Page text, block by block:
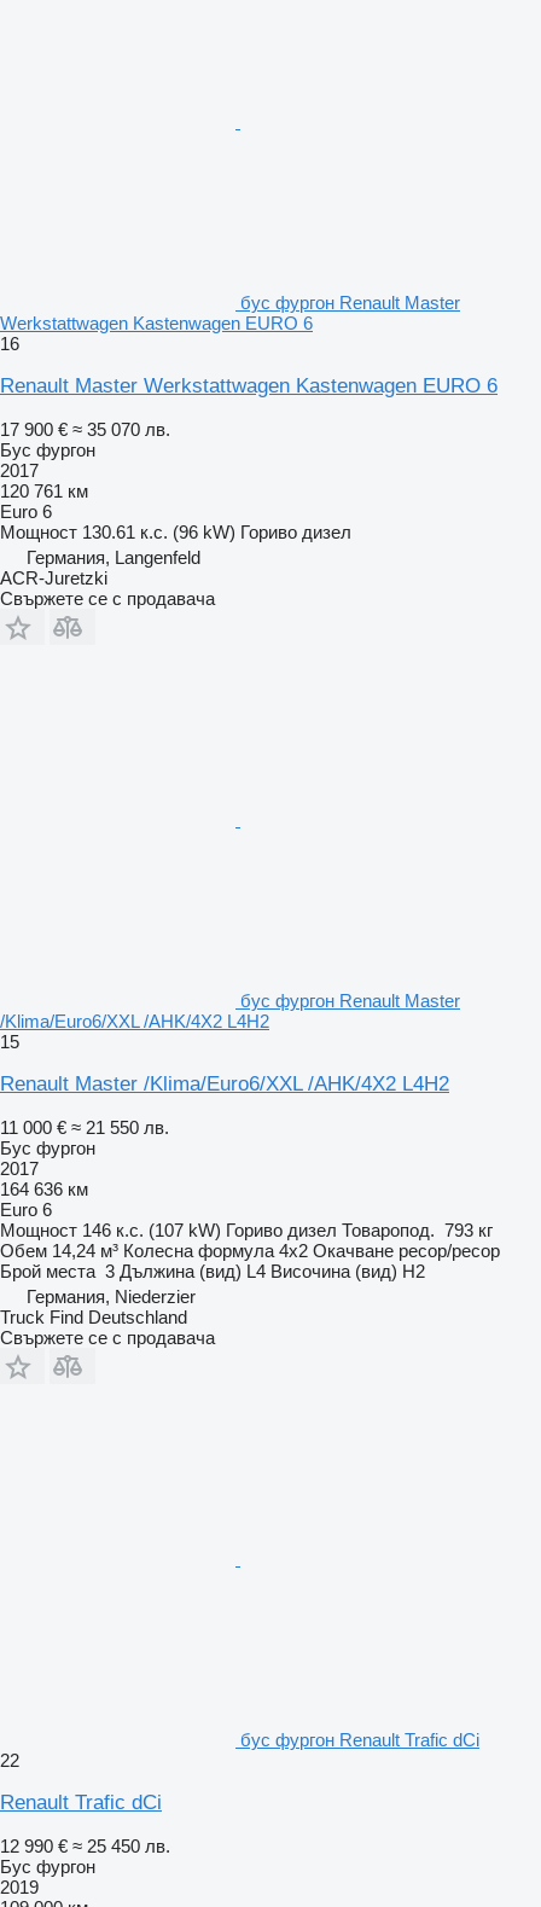
бус фургон Renault Master
Werkstattwagen Kastenwagen EURO 6
16
Renault Master Werkstattwagen Kastenwagen EURO 6
17 900 € ≈ 35 070 лв.
Бус фургон
2017
120 761 км
Euro 6
Мощност 130.61 к.с. (96 kW) Гориво дизел
Германия, Langenfeld
ACR-Juretzki
Свържете се с продавача
бус фургон Renault Master
/Klima/Euro6/XXL /AHK/4X2 L4H2
15
Renault Master /Klima/Euro6/XXL /AHK/4X2 L4H2
11 000 € ≈ 21 550 лв.
Бус фургон
2017
164 636 км
Euro 6
Мощност 146 к.с. (107 kW) Гориво дизел Товаропод. 793 кг
Обем 14,24 м³ Колесна формула 4x2 Окачване ресор/ресор
Брой места 3 Дължина (вид) L4 Височина (вид) H2
Германия, Niederzier
Truck Find Deutschland
Свържете се с продавача
бус фургон Renault Trafic dCi
22
Renault Trafic dCi
12 990 € ≈ 25 450 лв.
Бус фургон
2019